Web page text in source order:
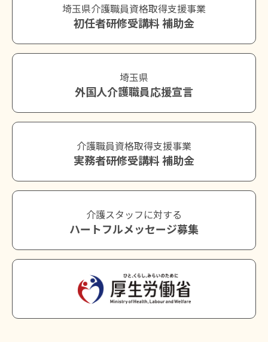
埼玉県介護職員資格取得支援事業
初任者研修受講料 補助金
埼玉県
外国人介護職員応援宣言
介護職員資格取得支援事業
実務者研修受講料 補助金
介護スタッフに対する
ハートフルメッセージ募集